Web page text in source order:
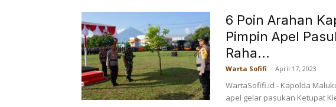
6 Poin Arahan
Pimpin Apel
Raha...
Warta Sofifi - April 17, 2023
WartaSofifi.id - Kapolda
apel gelar pasukan Ketupat